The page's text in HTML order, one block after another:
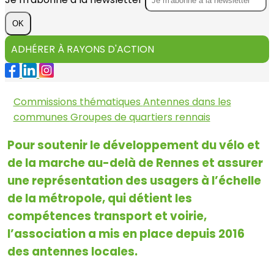
OK
ADHÉRER À RAYONS D'ACTION
Commissions thématiques Antennes dans les
communes Groupes de quartiers rennais
Pour soutenir le développement du vélo et
de la marche au-delà de Rennes et assurer
une représentation des usagers à l’échelle
de la métropole, qui détient les
compétences transport et voirie,
l’association a mis en place depuis 2016
des antennes locales.